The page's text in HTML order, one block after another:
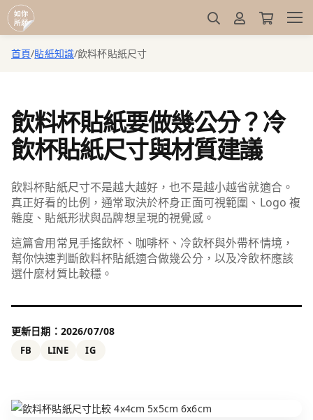
首頁/貼紙知識/飲料杯貼紙尺寸
飲料杯貼紙要做幾公分？冷
飲杯貼紙尺寸與材質建議
飲料杯貼紙尺寸不是越大越好，也不是越小越省就適合。
真正好看的比例，通常取決於杯身正面可視範圍、Logo 複
雜度、貼紙形狀與品牌想呈現的視覺感。
這篇會用常見手搖飲杯、咖啡杯、冷飲杯與外帶杯情境，
幫你快速判斷飲料杯貼紙適合做幾公分，以及冷飲杯應該
選什麼材質比較穩。
更新日期：2026/07/08
FB LINE IG